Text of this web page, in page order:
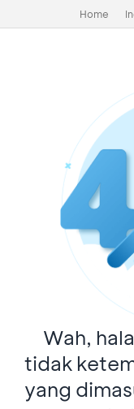
Home
Wah,
tidak
yang